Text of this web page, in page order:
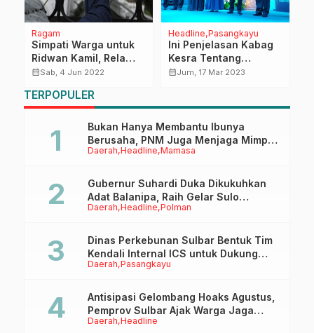
Ragam
Simpati Warga untuk
Ridwan Kamil, Rela
Antre Sampaikan Bela
calendar_monthSab, 4 Jun 2022
Headline Pasangkayu
Ini Penjelasan Kabag
Kesra Tentang
Anggaran Publikasi
calendar_monthJum, 17 Mar 2023
TERPOPULER
Daerah Headline Mamasa
Bukan Hanya Membantu Ibunya
Berusaha, PNM Juga Menjaga Mimpi
Anaknya Untuk Menggapai Cita-Cita
Daerah Headline Polman
Gubernur Suhardi Duka Dikukuhkan
Adat Balanipa, Raih Gelar Sulo
Tappidena
Daerah Pasangkayu
Dinas Perkebunan Sulbar Bentuk Tim
Kendali Internal ICS untuk Dukung
Sertifikasi ISPO Pekebun di
Daerah Headline
Antisipasi Gelombang Hoaks Agustus,
Pemprov Sulbar Ajak Warga Jaga
Ruang Digital